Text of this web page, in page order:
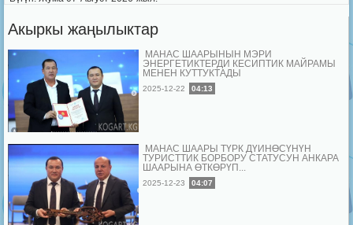
Акыркы жаңылыктар
МАНАС ШААРЫНЫН МЭРИ
ЭНЕРГЕТИКТЕРДИ КЕСИПТИК МАЙРАМЫ
МЕНЕН КУТТУКТАДЫ
2025-12-22 04:13
МАНАС ШААРЫ ТҮРК ДҮЙНӨСҮНҮН
ТУРИСТТИК БОРБОРУ СТАТУСУН АНКАРА
ШААРЫНА ӨТКӨРҮП...
2025-12-23 04:07